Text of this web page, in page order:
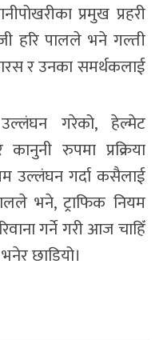
प्रमुख प्रहरी
हरि पालले भने गल्ती
र उनका समर्थकलाई
गरेको, हेल्मेट
रुपमा प्रक्रिया
उल्ल‌ंघन गर्दा कसैलाई
भने, ट्राफिक नियम
गर्ने गरी आज चाहिँ
छाडियो।